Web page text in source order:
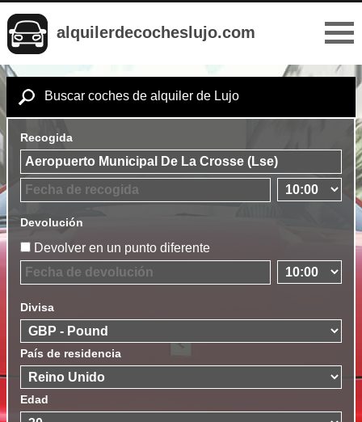
alquilerdecocheslujo.com
Buscar coches de alquiler de Lujo
Recogida
Devolución
Devolver en un punto diferente
Divisa
País de residencia
Edad